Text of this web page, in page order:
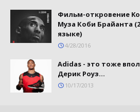
Фильм-откровение
Муза Коби Брайанта
языке)
4/28/2016
Adidas - это тоже
Дерик Роуз...
10/17/2013